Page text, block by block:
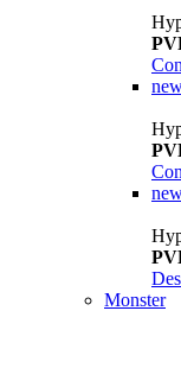
Monster